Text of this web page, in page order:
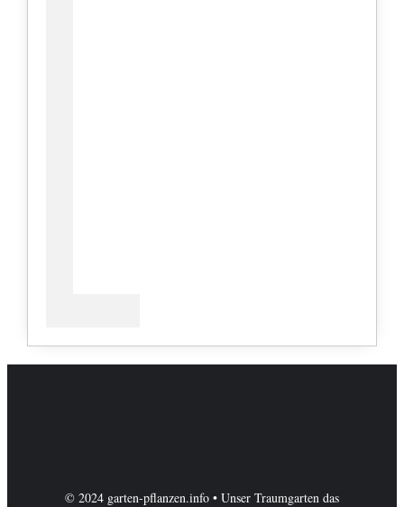
© 2024 garten-pflanzen.info • Unser Traumgarten das